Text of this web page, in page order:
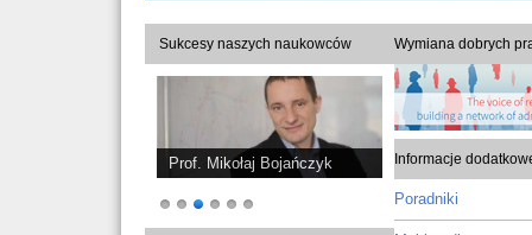
Sukcesy naszych naukowców
Prof. Piotr Sankowski
Wymiana dobrych
Informacje
Poradniki